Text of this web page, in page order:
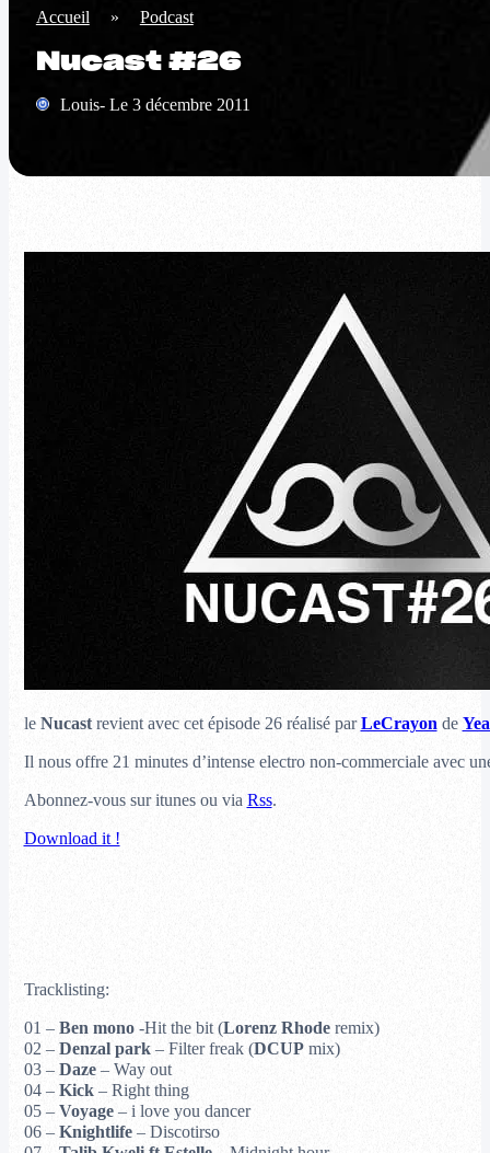
Accueil » Podcast
Nucast #26
Louis- Le 3 décembre 2011
le Nucastrevient avec cet épisode 26 réalisé parLeCrayonde
Il nous offre 21 minutes d’intense electro non-commerciale avec
Abonnez-vous sur itunes ou via Rss.
Download it !
Tracklisting:
01 – Ben mono-Hit the bit (Lorenz Rhode remix)
02 – Denzal park– Filter freak (DCUPmix)
03 – Daze– Way out
04 – Kick– Right thing
05 –Voyage– i love you dancer
06 – Knightlife– Discotirso